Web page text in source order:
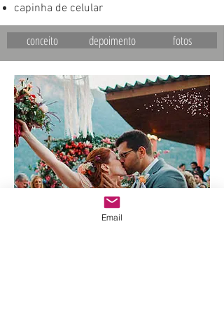
conceito depoimento fotos
capinha de celular
Email